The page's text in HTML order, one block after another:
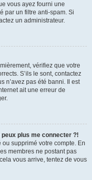
vous ayez fourni une
par un filtre anti-spam. Si
un administrateur.
vérifiez que votre
S’ils le sont, contactez
n’avez pas été banni. Il est
ait une erreur de
plus me connecter ?!
ou supprimé votre compte. En
membres ne postant pas
vous arrive, tentez de vous